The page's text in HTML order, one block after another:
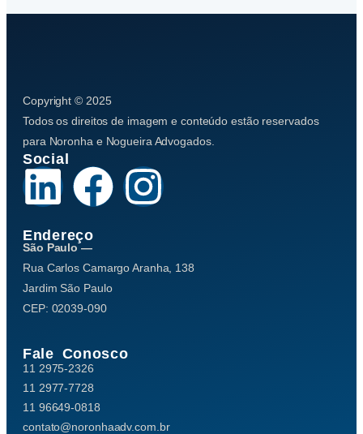
Copyright © 2025
Todos os direitos de imagem e conteúdo estão reservados
para Noronha e Nogueira Advogados.
Social
Endereço
São Paulo —
Rua Carlos Camargo Aranha, 138
Jardim São Paulo
CEP: 02039-090
Fale Conosco
11 2975-2326
11 2977-7728
11 96649-0818
contato@noronhaadv.com.br